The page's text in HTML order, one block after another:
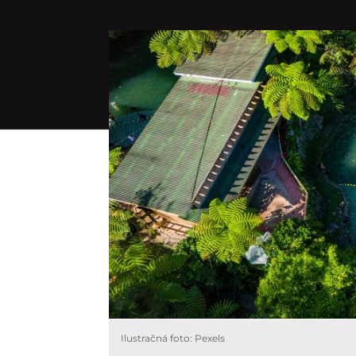
Ilustračná foto: Pexels